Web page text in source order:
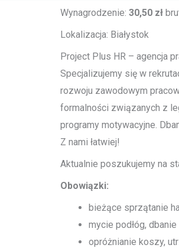
Wynagrodzenie: 30,50 zł
Lokalizacja: Białystok
Project Plus HR – agencja
Specjalizujemy się w
rozwoju zawodowym
formalności związanych z
programy motywacyjne.
Z nami łatwiej!
Aktualnie poszukujemy na
Obowiązki:
bieżące sprzątanie
mycie podłóg,
opróżnianie koszy,